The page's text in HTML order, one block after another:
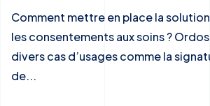
Comment mettre en place la
les consentements aux soins ?
divers cas d’usages comme la
de...